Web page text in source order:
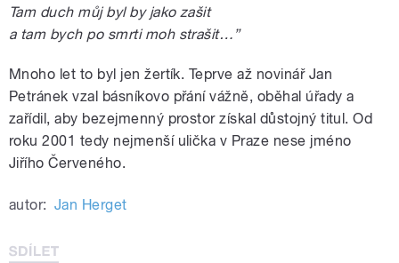
Tam duch můj byl by jako zašit
a tam bych po smrti moh strašit…”
Mnoho let to byl jen žertík. Teprve až novinář Jan
Petránek vzal básníkovo přání vážně, oběhal úřady a
zařídil, aby bezejmenný prostor získal důstojný titul. Od
roku 2001 tedy nejmenší ulička v Praze nese jméno
Jiřího Červeného.
autor: Jan Herget